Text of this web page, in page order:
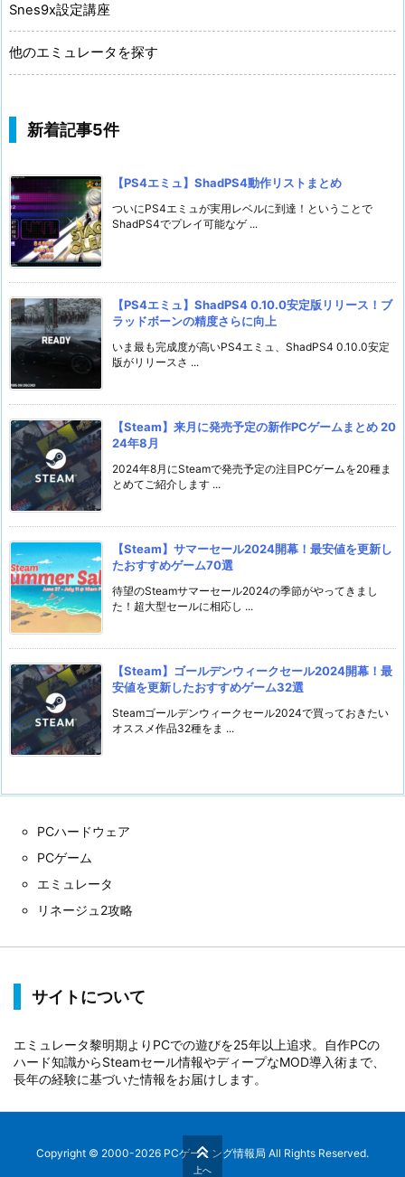
Snes9x設定講座
他のエミュレータを探す
新着記事5件
【PS4エミュ】ShadPS4動作リストまとめ
ついにPS4エミュが実用レベルに到達！ということで
ShadPS4でプレイ可能なゲ ...
【PS4エミュ】ShadPS4 0.10.0安定版リリース！ブ
ラッドボーンの精度さらに向上
いま最も完成度が高いPS4エミュ、ShadPS4 0.10.0安定
版がリリースさ ...
【Steam】来月に発売予定の新作PCゲームまとめ 20
24年8月
2024年8月にSteamで発売予定の注目PCゲームを20種ま
とめてご紹介します ...
【Steam】サマーセール2024開幕！最安値を更新し
たおすすめゲーム70選
待望のSteamサマーセール2024の季節がやってきまし
た！超大型セールに相応し ...
【Steam】ゴールデンウィークセール2024開幕！最
安値を更新したおすすめゲーム32選
Steamゴールデンウィークセール2024で買っておきたい
オススメ作品32種をま ...
PCハードウェア
PCゲーム
エミュレータ
リネージュ2攻略
サイトについて
エミュレータ黎明期よりPCでの遊びを25年以上追求。自作PCの
ハード知識からSteamセール情報やディープなMOD導入術まで、
長年の経験に基づいた情報をお届けします。
Copyright © 2000-2026 PCゲーミング情報局 All Rights Reserved.
上へ